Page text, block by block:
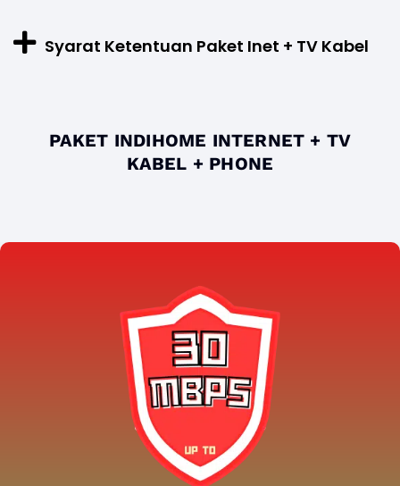
Syarat Ketentuan Paket Inet + TV Kabel
PAKET INDIHOME INTERNET + TV
KABEL + PHONE